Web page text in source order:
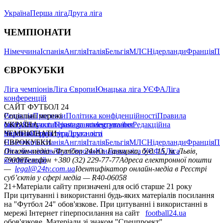
УкраїнаПерша лігаДруга ліга
ЧЕМПІОНАТИ
НімеччинаІспаніяАнгліяІталіяБельгіяМЛСНідерландиФранція
ЄВРОКУБКИ
Ліга чемпіонівЛіга ЄвропиЮнацька ліга УЄФАЛіга
конференцій
САЙТ ФУТБОЛ 24
РедакціяПрогнозиПолітика конфіденційностіПравила
сайтуКонтактиПравила коментуванняРедакційна
політикаСтруктура власності
Соціальні мережі
facebookxyoutubeinstagramtelegramviber
УКРАЇНА
УкраїнаПерша лігаДруга ліга
ЧЕМПІОНАТИ
НімеччинаІспаніяАнгліяІталіяБельгіяМЛСНідерландиФранція
ЄВРОКУБКИ
Ліга чемпіонівЛіга ЄвропиЮнацька ліга УЄФАЛіга
конференцій
Онлайн-медіа «Футбол 24»пл. Галицька, буд. 15, м. Львів,
79008Телефон +380 (32) 229-77-77Адреса електронної пошти
— legal@24tv.com.uaІдентифікатор онлайн-медіа в Реєстрі
суб’єктів у сфері медіа — R40-06058
21+Матеріали сайту призначені для осіб старше 21 року
При цитуванні і використанні будь-яких матеріалів посилання
на "Футбол 24" обов'язкове. При цитуванні і використанні в
мережі Інтернет гіперпосилання на сайт
football24.ua